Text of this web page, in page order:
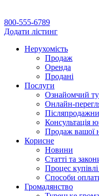
800-555-6789
Додати лістинг
Нерухомість
Продаж
Оренда
Продані
Послуги
Ознайомчий
Онлайн-
Консультація
Продаж вашої
Корисне
Новини
Статті та
Процес
Способи
Громадянство